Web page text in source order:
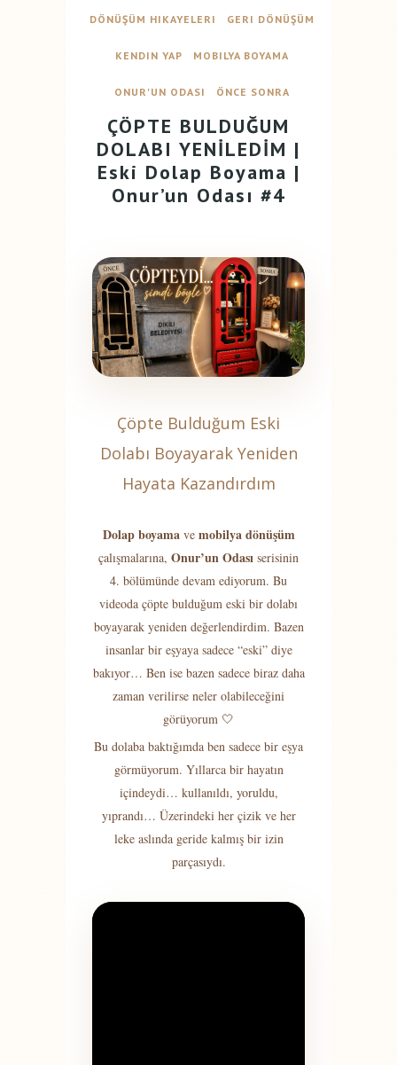
DÖNÜŞÜM HIKAYELERI GERI DÖNÜŞÜM
KENDIN YAP MOBILYA BOYAMA
ONUR'UN ODASI ÖNCE SONRA
ÇÖPTE BULDUĞUM
DOLABI YENİLEDİM |
Eski Dolap Boyama |
Onur’un Odası #4
Çöpte Bulduğum Eski
Dolabı Boyayarak Yeniden
Hayata Kazandırdım
Dolap boyamave mobilya dönüşüm
çalışmalarına, Onur’un Odası serisinin
4. bölümünde devam ediyorum. Bu
videoda çöpte bulduğum eski bir dolabı
boyayarak yeniden değerlendirdim. Bazen
insanlar bir eşyaya sadece “eski” diye
bakıyor… Ben ise bazen sadece biraz daha
zaman verilirse neler olabileceğini
görüyorum 🤍
Bu dolaba baktığımda ben sadece bir eşya
görmüyorum. Yıllarca bir hayatın
içindeydi… kullanıldı, yoruldu,
yıprandı… Üzerindeki her çizik ve her
leke aslında geride kalmış bir izin
parçasıydı.